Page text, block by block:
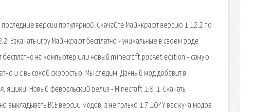
версии популярной. Скачайте Майнкрафт версию 1.12.2 по
Закачать игру Майнкрафт бесплатно - уникальные в своем роде
бесплатно на компьютер или новый minecraft pocket edition - самую
и с высокой скоростью! Мы следим. Данный мод добавит в
ящики. Новый февральский релиз - Minecraft 1.8. 1. Скачать
ВСЕ версии модов, а не только 1.7.10? У вас куча модов